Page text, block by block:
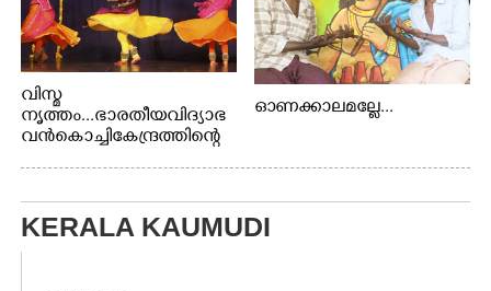
വിസ്മ
നൃത്തം...ഭാരതീയ വിദ്യാഭ
വൻ കൊച്ചി കേന്ദ്രത്തിന്റെ
റോഡിലെ ഭാരതീയ
വിദ്യാഭവൻ സർദാർ
പട്ടേൽ സഭാഗൃഹത്തിൽ
ഓണക്കാലമല്ലേ...
KERALA KAUMUDI